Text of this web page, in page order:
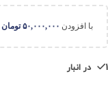
با افزودن ۵۰,۰۰۰,۰۰۰ تومان
1 در انبار